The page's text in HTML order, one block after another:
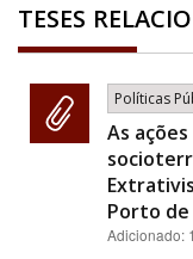
TESES
Políticas
As
Porto de
Adicionado: